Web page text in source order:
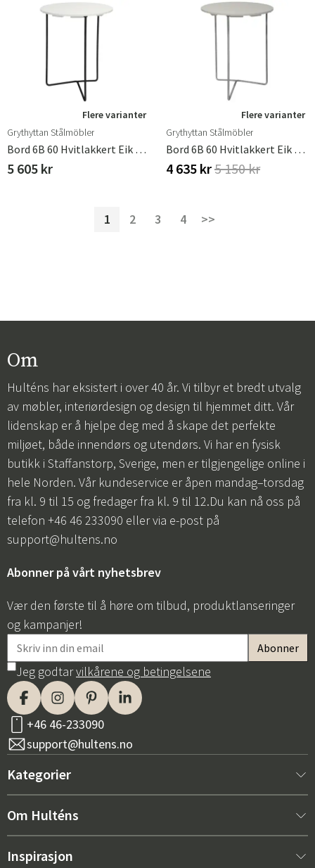
Flere varianter
Grythyttan Stålmöbler
Bord 6B 60 Hvitlakkert Eik / Svart Ramme
5 605 kr
Flere varianter
Grythyttan Stålmöbler
Bord 6B 60 Hvitlakkert Eik / Varmgalvanisert Understell
4 635 kr5 150 kr
1 2 3 4 >>
Om
Hulténs har eksistert i over 40 år. Vi tilbyr et bredt utvalg
av møbler, interiørdesign og design til hjemmet ditt. Vår
lidenskap er å hjelpe deg med å skape det perfekte
miljøet, både innendørs og utendørs. Vi har en fysisk
butikk i Staffanstorp, Sverige, men er tilgjengelige online i
hele Norden. Vår kundeservice er åpen mandag–torsdag
fra kl. 9 til 15 og fredager fra kl. 9 til 12.Du kan nå oss på
telefon +46 46 233090 eller via e-post på
support@hultens.no
Abonner på vårt nyhetsbrev
Vær den første til å høre om tilbud, produktlanseringer
og kampanjer!
Jeg godtarvilkårene og betingelsene
+46 46-233090
support@hultens.no
Kategorier
Nytt hos oss
Om Hulténs
Om Hulténs
Inspirasjon